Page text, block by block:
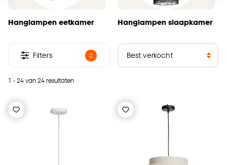
Hanglampen eetkamer Hanglampen slaapkamer
1 - 24 van 24 resultaten
Filters 0